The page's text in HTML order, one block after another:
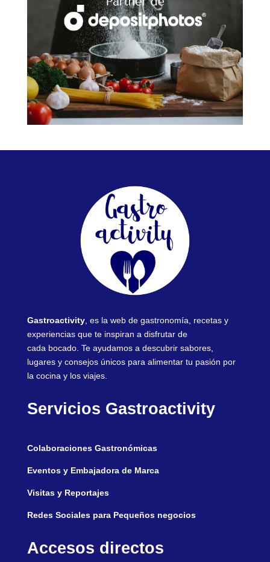
Gastroactivity, es la web de gastronomía, recetas y
experiencias que te inspiran a disfrutar de
cada bocado. Te ayudamos a descubrir sabores,
lugares y consejos únicos para alimentar tu pasión por
la cocina y los viajes.
Servicios Gastroactivity
Colaboraciones Gastronómicas
Eventos y Embajadora de Marca
Visitas y Reportajes
Redes Sociales para Pequeños negocios
Accesos directos